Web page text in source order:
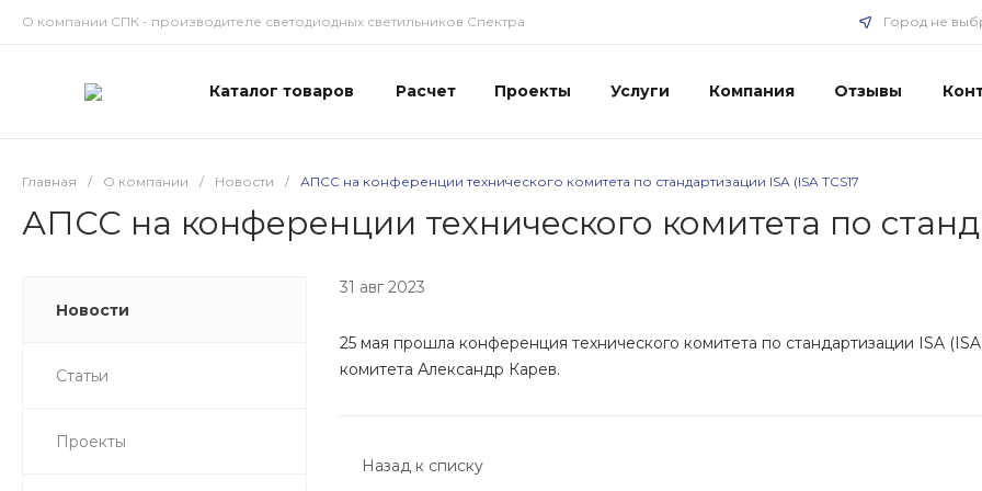
О компании СПК - производителе светодиодных светильников Спектра Город не
Каталог товаров Расчет Проекты Услуги Компания Отзывы
Главная / О компании / Новости / АПСС на конференции технического комитета по стандартизации ISA (ISA TCS17
АПСС на конференции технического комитета по
Новости
Статьи
Проекты
31 авг 2023
25 мая прошла конференция технического комитета по стандартизации ISA
комитета Александр Карев.
Назад к списку